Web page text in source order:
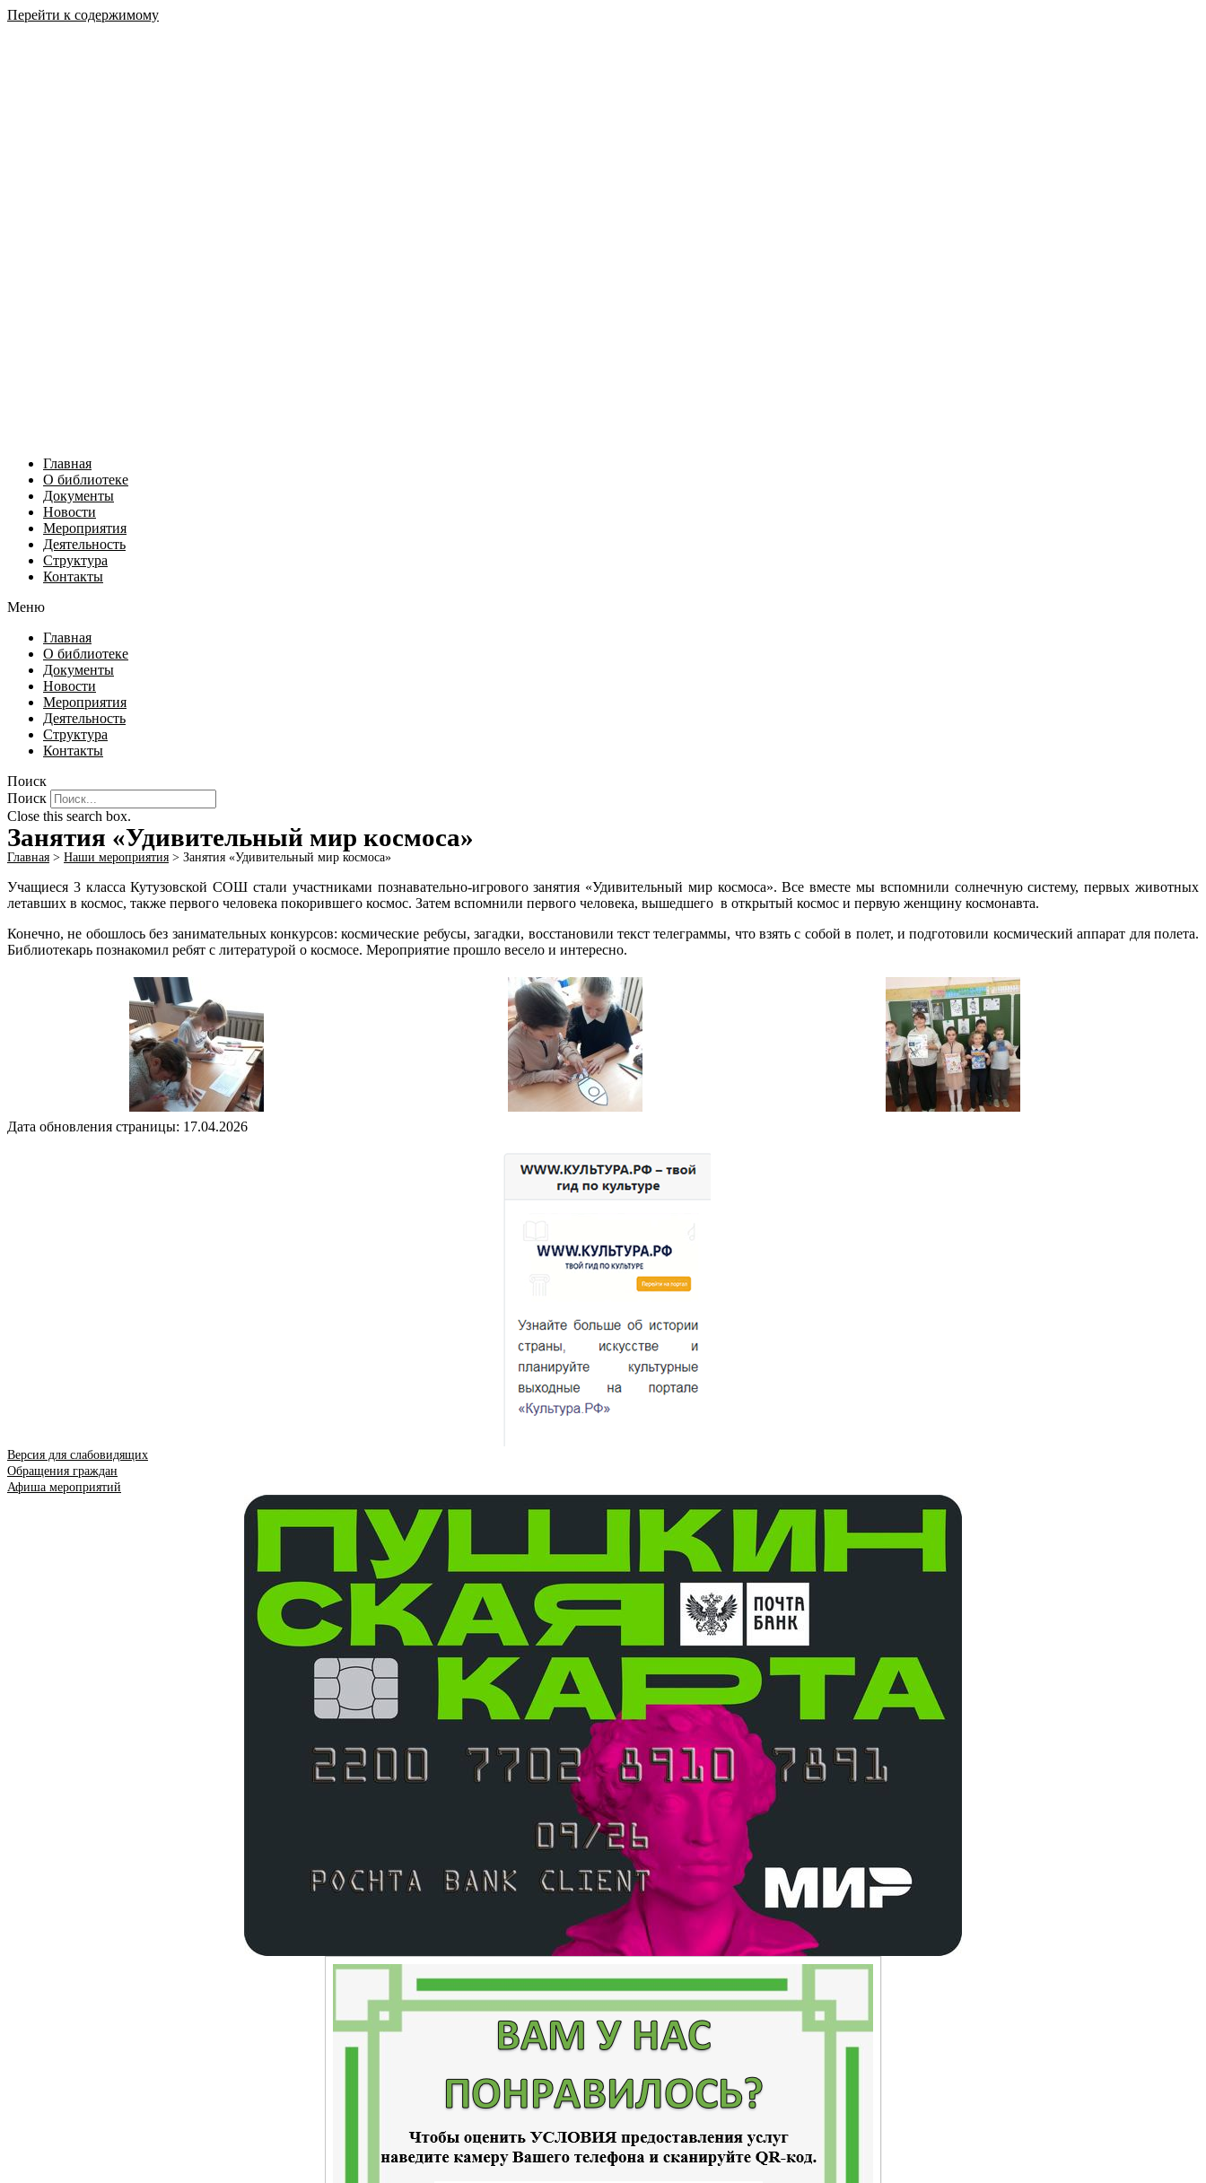
Перейти к содержимому
Главная
О библиотеке
Документы
Новости
Мероприятия
Деятельность
Структура
Контакты
Меню
Главная
О библиотеке
Документы
Новости
Мероприятия
Деятельность
Структура
Контакты
Поиск
Поиск
Close this search box.
Занятия «Удивительный мир космоса»
Главная > Наши мероприятия > Занятия «Удивительный мир космоса»
Учащиеся 3 класса Кутузовской СОШ стали участниками познавательно-игрового занятия «Удивительный мир космоса». Все вместе мы вспомнили солнечную систему, первых животных
летавших в космос, также первого человека покорившего космос. Затем вспомнили первого человека, вышедшего в открытый космос и первую женщину космонавта.
Конечно, не обошлось без занимательных конкурсов: космические ребусы, загадки, восстановили текст телеграммы, что взять с собой в полет, и подготовили космический аппарат для полета.
Библиотекарь познакомил ребят с литературой о космосе. Мероприятие прошло весело и интересно.
Дата обновления страницы: 17.04.2026
Версия для слабовидящих
Обращения граждан
Афиша мероприятий